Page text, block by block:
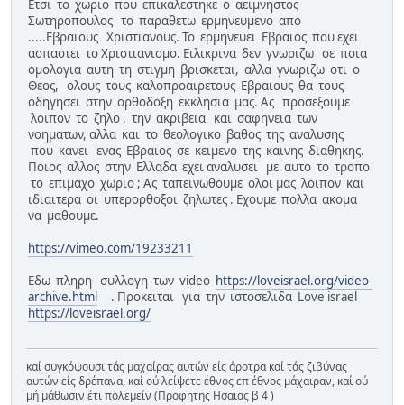
Ετσι το χωριο που επικαλεστηκε ο αειμνηστος
Σωτηροπουλος το παραθετω ερμηνευμενο απο
.....Εβραιους Χριστιανους. Το ερμηνευει Εβραιος που εχει
ασπαστει το Χριστιανισμο. Ειλικρινα δεν γνωριζω σε ποια
ομολογια αυτη τη στιγμη βρισκεται, αλλα γνωριζω οτι o
Θεος, ολους τους καλοπροαιρετους Εβραιους θα τους
οδηγησει στην ορθοδοξη εκκλησια μας. Ας προσεξουμε
λοιπον το ζηλο , την ακριβεια και σαφηνεια των
νοηματων, αλλα και το θεολογικο βαθος της αναλυσης
που κανει ενας Εβραιος σε κειμενο της καινης διαθηκης.
Ποιος αλλος στην Ελλαδα εχει αναλυσει με αυτο το τροπο
το επιμαχο χωριο ; Ας ταπεινωθουμε ολοι μας λοιπον και
ιδιαιτερα οι υπερορθοξοι ζηλωτες . Εχουμε πολλα ακομα
να μαθουμε.
https://vimeo.com/19233211
Εδω πληρη συλλογη των video https://loveisrael.org/video-
archive.html
. Προκειται για την ιστοσελιδα Love israel
https://loveisrael.org/
καί συγκόψουσι τάς μαχαίρας αυτών είς άροτρα καί τάς ζιβύνας
αυτών είς δρέπανα, καί ού λείψετε έθνος επ έθνος μάχαιραν, καί ού
μή μάθωσιν έτι πολεμείν (Προφητης Ησαιας β 4 )